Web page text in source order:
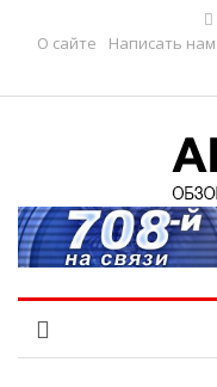
О сайте
Написать нам